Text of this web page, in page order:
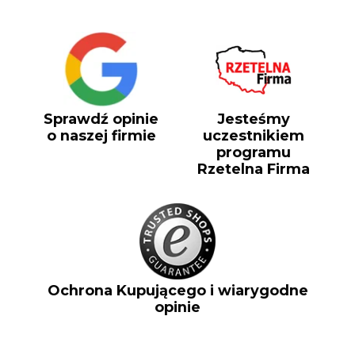
Sprawdź opinie
o naszej firmie
Jesteśmy
uczestnikiem
programu
Rzetelna Firma
Ochrona Kupującego i wiarygodne
opinie